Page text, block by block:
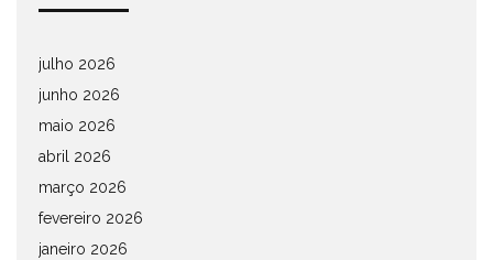
julho 2026
junho 2026
maio 2026
abril 2026
março 2026
fevereiro 2026
janeiro 2026